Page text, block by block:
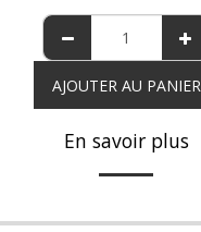
AJOUTER AU PANIER
En savoir plus